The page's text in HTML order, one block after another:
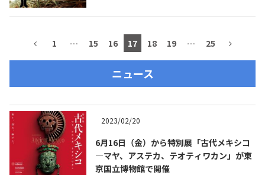
1 … 15 16 17 18 19 … 25
ニュース
2023/02/20
6月16日（金）から特別展「古代メキシコ
―マヤ、アステカ、テオティワカン」が東
京国立博物館で開催